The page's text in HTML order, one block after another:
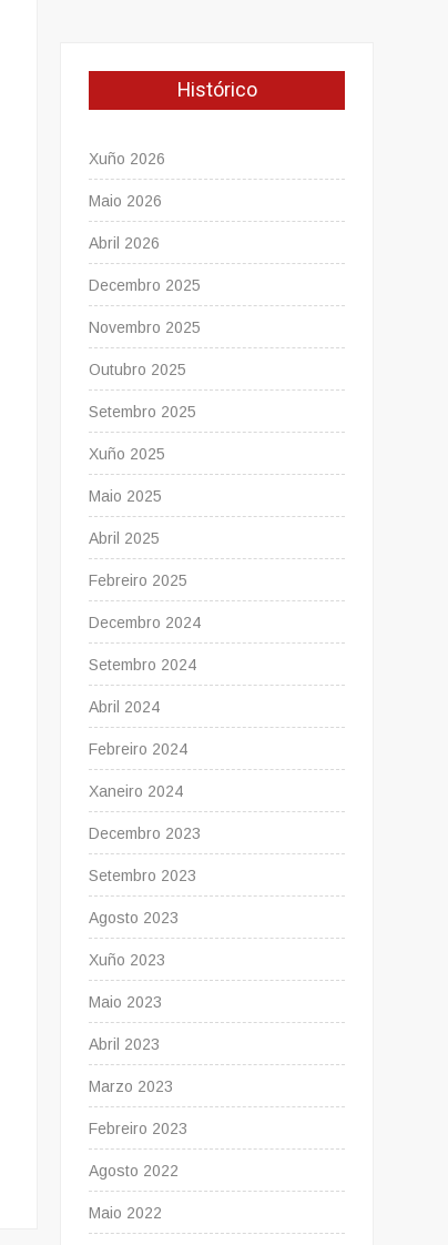
Histórico
Xuño 2026
Maio 2026
Abril 2026
Decembro 2025
Novembro 2025
Outubro 2025
Setembro 2025
Xuño 2025
Maio 2025
Abril 2025
Febreiro 2025
Decembro 2024
Setembro 2024
Abril 2024
Febreiro 2024
Xaneiro 2024
Decembro 2023
Setembro 2023
Agosto 2023
Xuño 2023
Maio 2023
Abril 2023
Marzo 2023
Febreiro 2023
Agosto 2022
Maio 2022